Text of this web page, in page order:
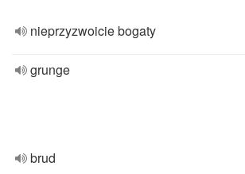
nieprzyzwoicie bogaty
grunge
brud